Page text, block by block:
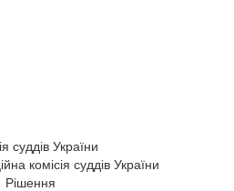
суддів України
комісія суддів України
Рішення